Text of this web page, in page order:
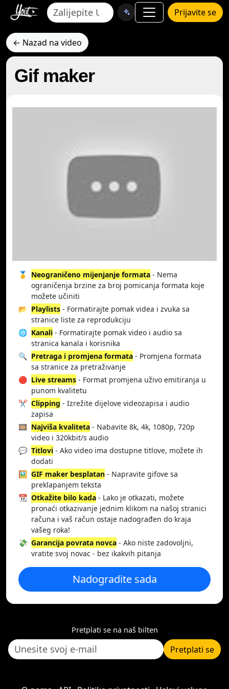
Prijavite se
← Nazad na video
Gif maker
🥇 Neograničeno mijenjanje formata - Nema
ograničenja brzine za broj pomicanja formata koje
možete učiniti
📂 Playlists - Formatirajte pomak videa i zvuka sa
stranice liste za reprodukciju
🌐 Kanali - Formatirajte pomak video i audio sa
stranica kanala i korisnika
🔍 Pretraga i promjena formata - Promjena formata
sa stranice za pretraživanje
🔴 Live streams - Format promjena uživo emitiranja u
punom kvalitetu
✂️ Clipping - Izrežite dijelove videozapisa i audio
zapisa
🎞️ Najviša kvaliteta - Nabavite 8k, 4k, 1080p, 720p
video i 320kbit/s audio
💬 Titlovi - Ako video ima dostupne titlove, možete ih
dodati
🖼️ GIF maker besplatan - Napravite gifove sa
preklapanjem teksta
📆 Otkažite bilo kada - Lako je otkazati, možete
pronaći otkazivanje jednim klikom na našoj stranici
računa i vaš račun ostaje nadograđen do kraja
vašeg roka!
💸 Garancija povrata novca - Ako niste zadovoljni,
vratite svoj novac - bez ikakvih pitanja
Nadogradite sada
Pretplati se na naš bilten
Pretplati se